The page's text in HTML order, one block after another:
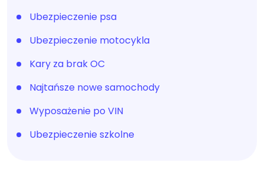
Ubezpieczenie psa
Ubezpieczenie motocykla
Kary za brak OC
Najtańsze nowe samochody
Wyposażenie po VIN
Ubezpieczenie szkolne